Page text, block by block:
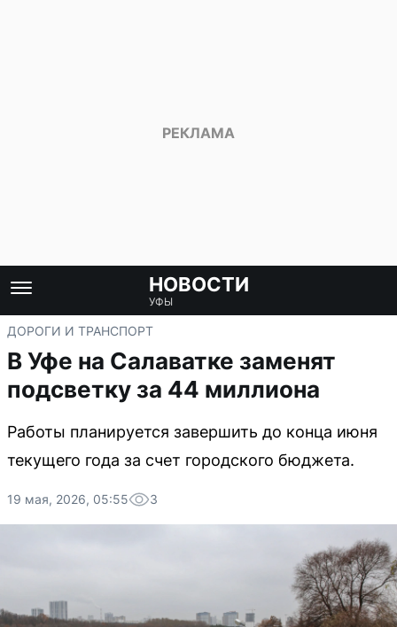
НОВОСТИ
УФЫ
ДОРОГИ И ТРАНСПОРТ
В Уфе на Салаватке заменят
подсветку за 44 миллиона
Работы планируется завершить до конца июня
текущего года за счет городского бюджета.
19 мая, 2026, 05:55 3